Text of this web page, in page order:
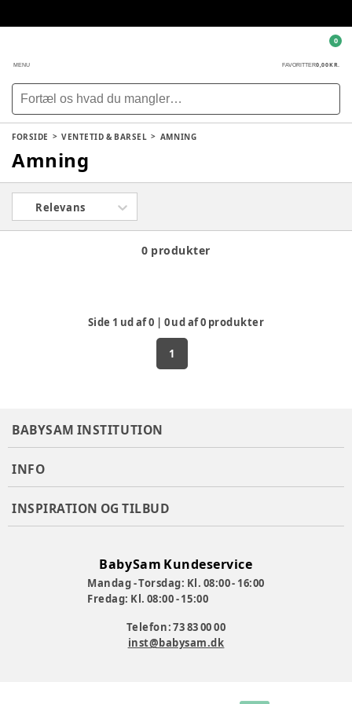
MENU FAVORITTER0,00 KR.
0
FORSIDE VENTETID & BARSEL AMNING
Amning
Relevans
0 produkter
Side 1 ud af0 0ud af0 produkter
1
BABYSAM INSTITUTION
INFO
INSPIRATION OG TILBUD
BabySam Kundeservice
Mandag - Torsdag: Kl. 08:00 - 16:00
Fredag: Kl. 08:00 - 15:00
Telefon: 73 83 00 00
inst@babysam.dk